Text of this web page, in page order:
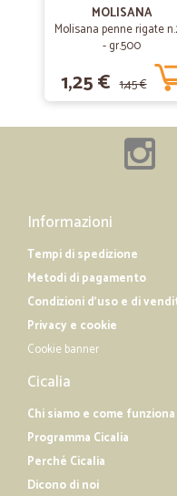
—Mario V.
Spedizione rapida
Spedizione rapida, prodotti
MOLISANA
Molisana penne rigate
- gr.500
1,25 € 1,45 €
Informazioni
Tempi di spedizione
Metodi di pagamento
Condizioni d'uso e di
Privacy e cookie
Cookie banner
Cicalia
Chi siamo e come funziona
Programma Cicalia
Perché Cicalia
Dicono di noi